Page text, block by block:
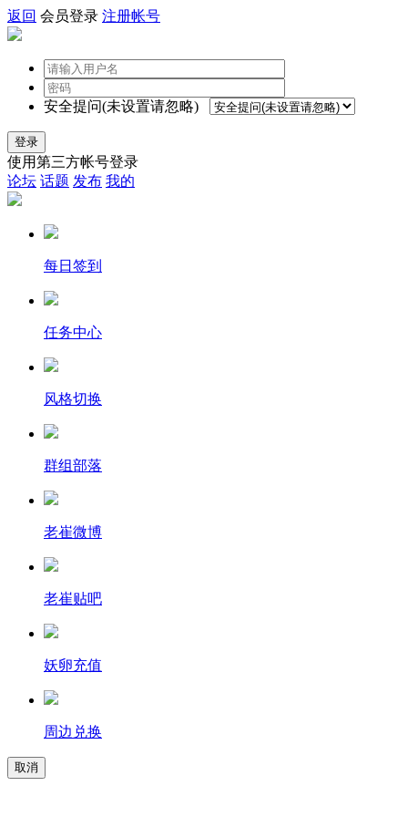
返回 会员登录 注册帐号
安全提问(未设置请忽略)
登录
使用第三方帐号登录
论坛 话题 发布 我的
每日签到
任务中心
风格切换
群组部落
老崔微博
老崔贴吧
妖卵充值
周边兑换
取消